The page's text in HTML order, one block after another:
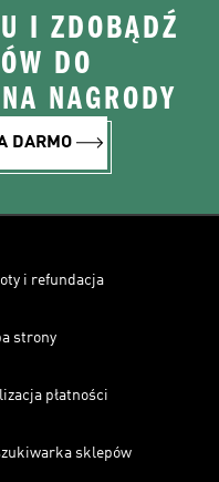
I ZDOBĄDŹ
DO
NAGRODY
DARMO
i refundacja
strony
płatności
sklepów